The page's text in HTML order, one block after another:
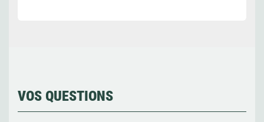
VOS QUESTIONS